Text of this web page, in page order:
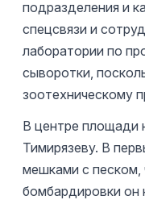
подразделения и
спецсвязи и
лаборатории по
сыворотки,
зоотехническому
В центре площади
Тимирязеву. В
мешками с песком,
бомбардировки он